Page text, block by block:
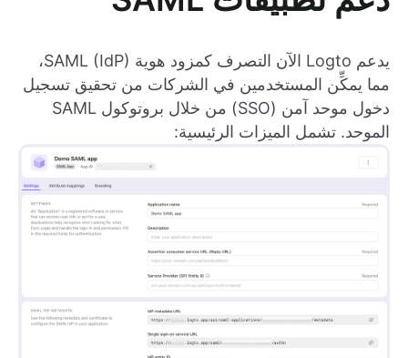
يدعم Logto الآن التصرف كمزود هوية SAML (IdP)،
مما يمكِّن المستخدمين في الشركات من تحقيق تسجيل
دخول موحد آمن (SSO) من خلال بروتوكول SAML
الموحد. تشمل الميزات الرئيسية: